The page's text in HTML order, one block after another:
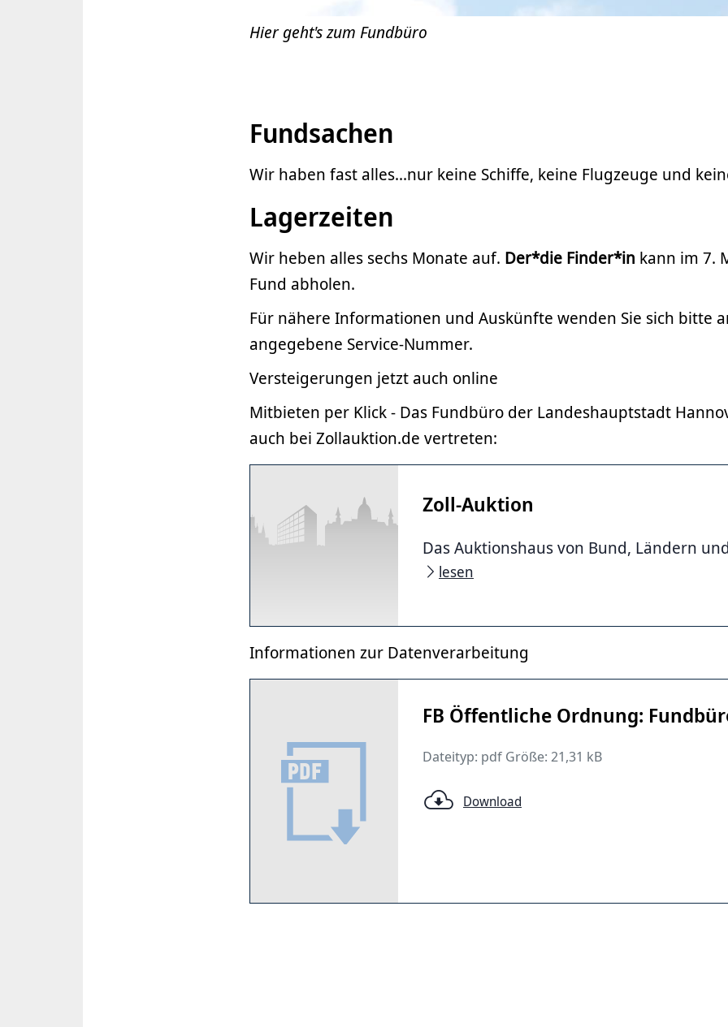
Hier geht's zum Fundbüro
Fundsachen
Wir haben fast alles...nur keine Schiffe, keine Flugzeuge und
Lagerzeiten
Wir heben alles sechs Monate auf. Der*die Finder*in kann im 7.
Fund abholen.
Für nähere Informationen und Auskünfte wenden Sie sich bitte
angegebene Service-Nummer.
Versteigerungen jetzt auch online
Mitbieten per Klick - Das Fundbüro der Landeshauptstadt
auch bei Zollauktion.de vertreten:
Zoll-Auktion
Das Auktionshaus von Bund, Ländern
lesen
Informationen zur Datenverarbeitung
FB Öffentliche Ordnung:
Dateityp: pdf Größe: 21,31 kB
Download